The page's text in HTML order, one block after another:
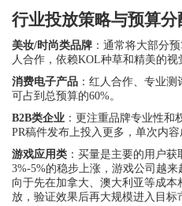
行业投放策略与预算分
美妆/时尚类品牌 ：通常将大部分
人合作，依赖KOL种草和精美的视
消费电子产品 ：红人合作、专业
可占到总预算的60%。
B2B类企业 ：更注重品牌专业性和
PR稿件发布上投入更多，单次内容
游戏应用类 ：买量是主要的用户
3%-5%的稳步上涨，游戏公司越
向于先在加拿大、澳大利亚等成本
放，验证效果后再大规模进入目标